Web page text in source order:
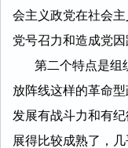
会主义政党在社会
党号召力和造成党
第二个特点是组织
放阵线这样的革命
发展有战斗力和有
展得比较成熟了，